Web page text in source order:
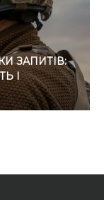
ЗАПИТІВ:
І